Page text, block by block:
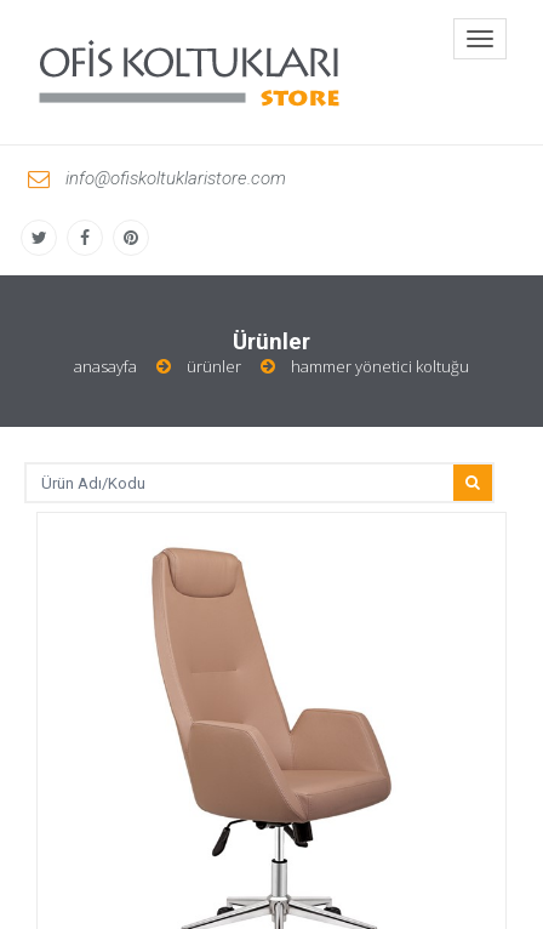
info@ofiskoltuklaristore.com
Toggle
Ürünler
anasayfa ürünler hammer yönetici koltuğu